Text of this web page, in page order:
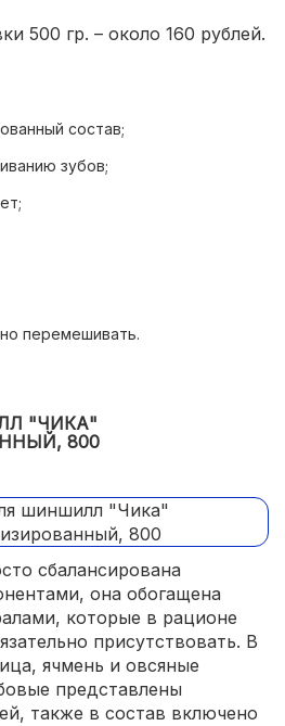
500 гр. – около 160 рублей.
состав;
зубов;
перемешивать.
"ЧИКА"
800
сбалансирована
она обогащена
которые в рационе
присутствовать. В
ячмень и овсяные
представлены
также в состав включено